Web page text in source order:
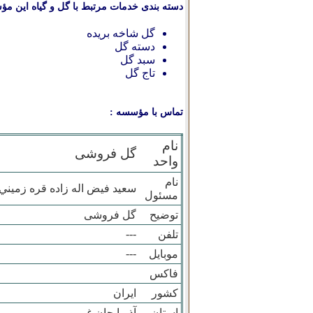
دسته بندی خدمات مرتبط با گل و گیاه این
گل شاخه بریده
دسته گل
سبد گل
تاج گل
تماس با مؤسسه :
نام
واحد
گل فروشی
نام
مسئول
سعيد فيض اله زاده قره
توضیح
گل فروشی
تلفن
---
موبایل
---
فاکس
کشور
ایران